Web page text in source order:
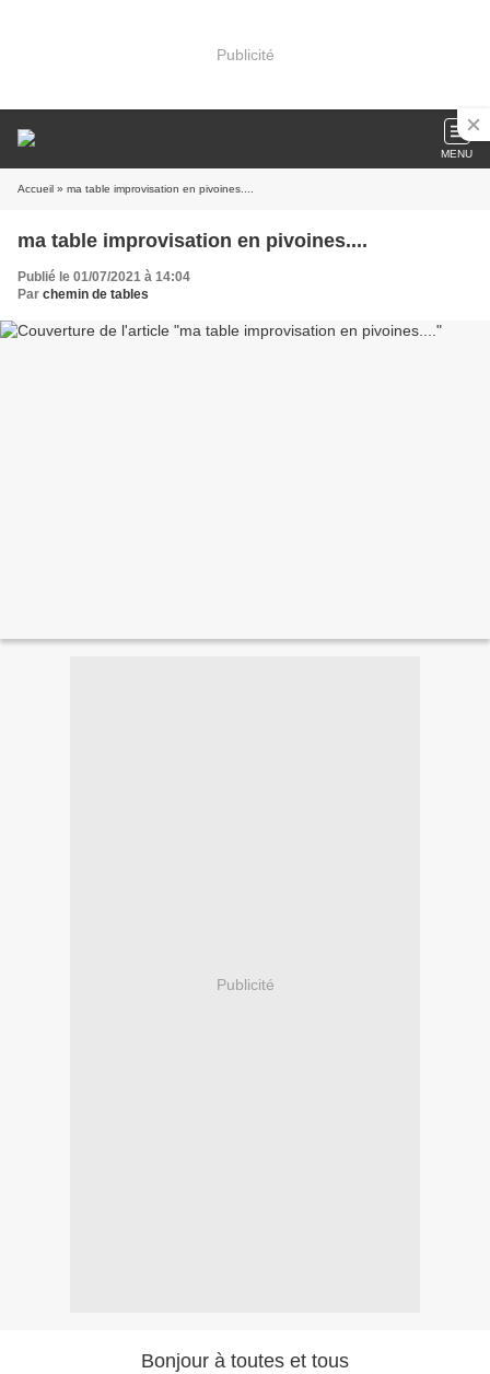
Publicité
MENU
Accueil » ma table improvisation en pivoines....
ma table improvisation en pivoines....
Publié le 01/07/2021 à 14:04
Par chemin de tables
Publicité
Bonjour à toutes et tous